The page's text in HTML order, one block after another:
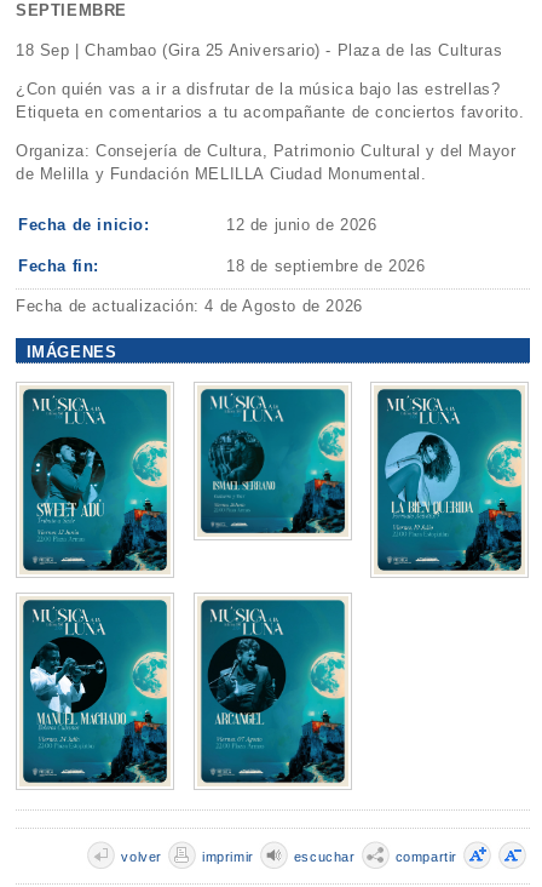
SEPTIEMBRE
18 Sep | Chambao (Gira 25 Aniversario) - Plaza de las Culturas
¿Con quién vas a ir a disfrutar de la música bajo las estrellas?
Etiqueta en comentarios a tu acompañante de conciertos favorito.
Organiza: Consejería de Cultura, Patrimonio Cultural y del Mayor
de Melilla y Fundación MELILLA Ciudad Monumental.
Fecha de inicio: 12 de junio de 2026
Fecha fin: 18 de septiembre de 2026
Fecha de actualización: 4 de Agosto de 2026
IMÁGENES
compartir
escuchar
imprimir
volver